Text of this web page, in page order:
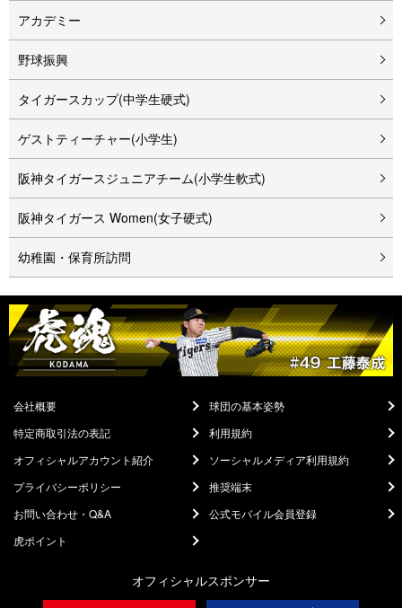
アカデミー
野球振興
タイガースカップ(中学生硬式)
ゲストティーチャー(小学生)
阪神タイガースジュニアチーム(小学生軟式)
阪神タイガース Women(女子硬式)
幼稚園・保育所訪問
会社概要
球団の基本姿勢
特定商取引法の表記
利用規約
オフィシャルアカウント紹介
ソーシャルメディア利用規約
プライバシーポリシー
推奨端末
お問い合わせ・Q&A
公式モバイル会員登録
虎ポイント
オフィシャルスポンサー